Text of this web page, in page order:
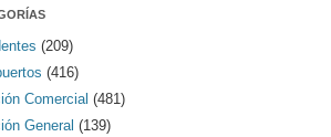
(209)
(416)
Comercial (481)
General (139)